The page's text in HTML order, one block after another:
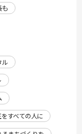
も
ル
すべての人に